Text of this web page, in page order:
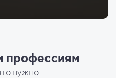
профессиям
нужно